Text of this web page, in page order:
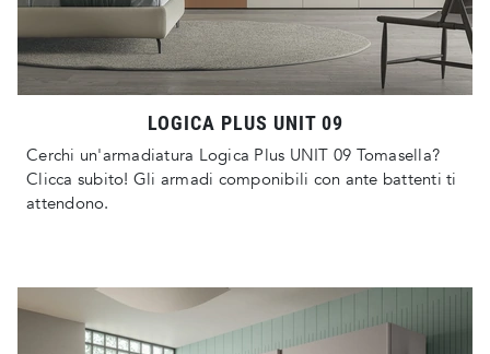
LOGICA PLUS UNIT 09
Cerchi un'armadiatura Logica Plus UNIT 09 Tomasella?
Clicca subito! Gli armadi componibili con ante battenti ti
attendono.